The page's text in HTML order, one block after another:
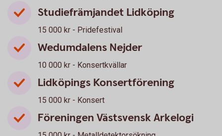
Studiefrämjandet Lidköping
15 000 kr - Pridefestival
Wedumdalens Nejder
10 000 kr - Konsertkvällar
Lidköpings Konsertförening
15 000 kr - Konsert
Föreningen Västsvensk Arkelogi